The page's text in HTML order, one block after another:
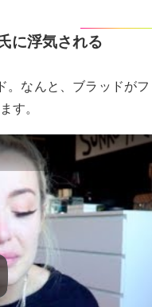
に浮気される
。なんと、ブラッドが
す。